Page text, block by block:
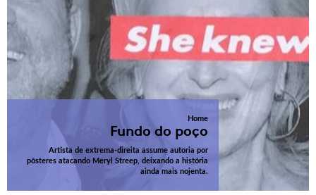
Home
Fundo do poço
Artista de extrema-direita assume autoria por
pôsteres atacando Meryl Streep, deixando a história
ainda mais nojenta.